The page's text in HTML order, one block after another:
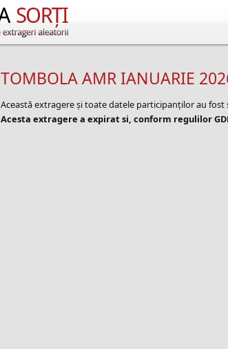
TOMBOLA AMR IANUARIE
Această extragere și toate datele participanților au
Acesta extragere a expirat si, conform regulilor